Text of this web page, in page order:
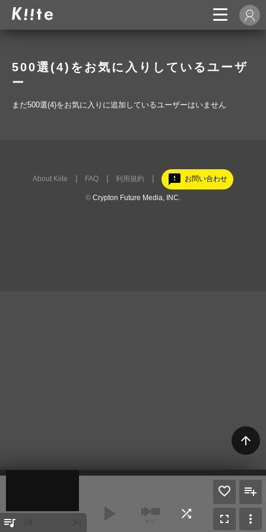
500選(4)をお気に入りしているユーザ
ー
まだ500選(4)をお気に入りに追加しているユーザーはいません
arrow_upward
About Kiite FAQ 利用規約 feedback お問い合わせ
© Crypton Future Media, INC.
queue_music play_arrow サビ
shuffle fullscreen more_vert